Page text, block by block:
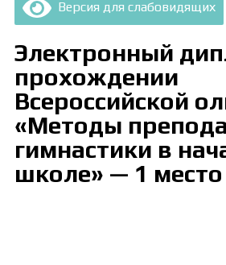
Версия для слабовидящих
Электронный
прохождении
Всероссийской
«Методы
гимнастики в
школе» — 1 место